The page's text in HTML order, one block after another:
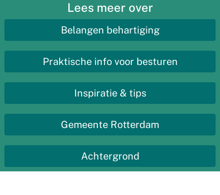
Lees meer over
Belangen behartiging
Praktische info voor besturen
Inspiratie & tips
Gemeente Rotterdam
Achtergrond